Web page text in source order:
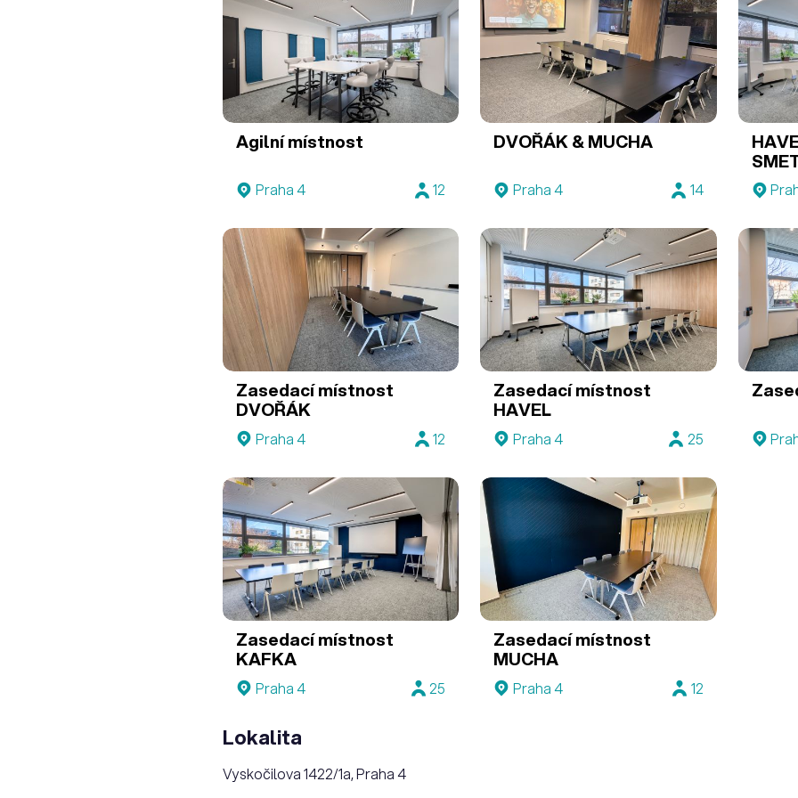
Agilní místnost
Praha 4 12
DVOŘÁK & MUCHA
Praha 4 14
Zasedací místnost
DVOŘÁK
Praha 4 12
Zasedací místnost
HAVEL
Praha 4 25
Zasedací místnost
KAFKA
Praha 4 25
Zasedací místnost
MUCHA
Praha 4 12
Lokalita
Vyskočilova 1422/1a, Praha 4